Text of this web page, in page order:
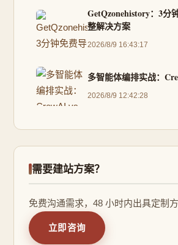
GetQzonehistory：3分
整解决方案
2026/8/9 16:43:17
多智能体编排实战：
2026/8/9 12:42:28
需要建站方案？
免费沟通需求，48 小时内出具定制方
立即咨询